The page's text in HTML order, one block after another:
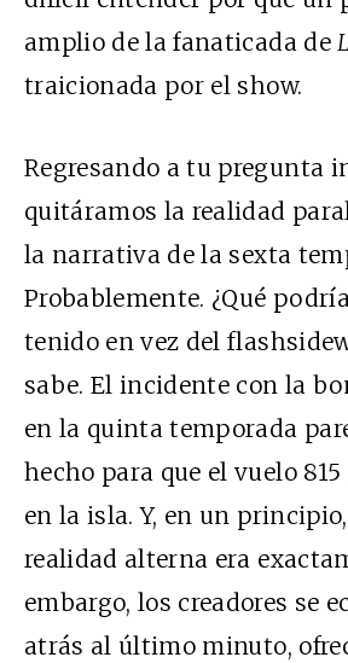
amplio de la fanaticada de
traicionada por el show.
Regresando a tu pregunta
quitáramos la realidad
la narrativa de la sexta
Probablemente. ¿Qué
tenido en vez del
sabe. El incidente con la
en la quinta temporada
hecho para que el vuelo
en la isla. Y, en un
realidad alterna era
embargo, los creadores se
atrás al último minuto,